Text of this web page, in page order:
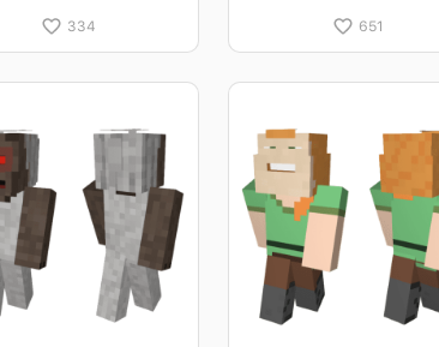
334 651